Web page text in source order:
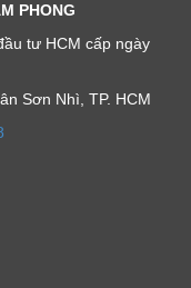
PHONG
tư HCM cấp ngày
Sơn Nhì, TP. HCM